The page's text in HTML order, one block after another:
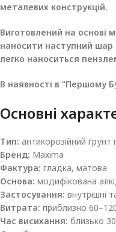
металевих конструкцій.
Виготовлений на основі
наносити наступний шар
легко наноситься
В наявності в “Першому
Основні
Тип: антикорозійний
Бренд: Maxima
Фактура: гладка, матова
Основа: модифікована
Застосування: внутрішні
Витрата: приблизно
Час висихання: близько